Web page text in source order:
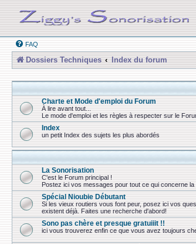
FAQ
Dossiers Techniques Index du forum
Charte et Mode d'emploi du Forum
À lire avant tout...
Le mode d'emploi et les règles à respecter sur le
Index
un petit Index des sujets les plus abordés
La Sonorisation
C'est le Forum principal !
Postez ici vos messages pour tout ce qui concerne
Spécial Nioubie Débutant
Si les vieux routiers vous font peur, posez ici vos
existent déjà. Faites une recherche d'abord!
Sono pas chère et presque gratuiiit !!
ici vous trouverez enfin ce que vous avez toujours